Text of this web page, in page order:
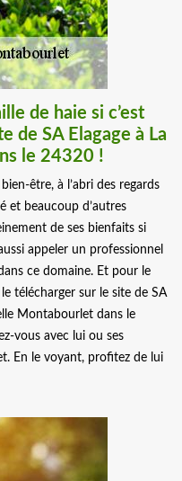
de haie si c’est
de SA Elagage à La
le 24320 !
être, à l’abri des regards
et beaucoup d’autres
de ses bienfaits si
appeler un professionnel
ce domaine. Et pour le
télécharger sur le site de SA
Montabourlet dans le
vous avec lui ou ses
En le voyant, profitez de lui